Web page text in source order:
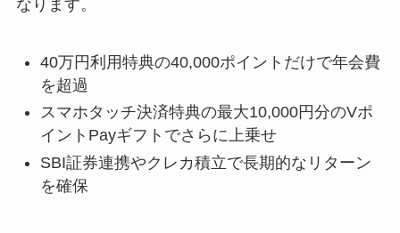
なります。
40万円利用特典の40,000ポイントだけで年会費
を超過
スマホタッチ決済特典の最大10,000円分のVポ
イントPayギフトでさらに上乗せ
SBI証券連携やクレカ積立で長期的なリターン
を確保